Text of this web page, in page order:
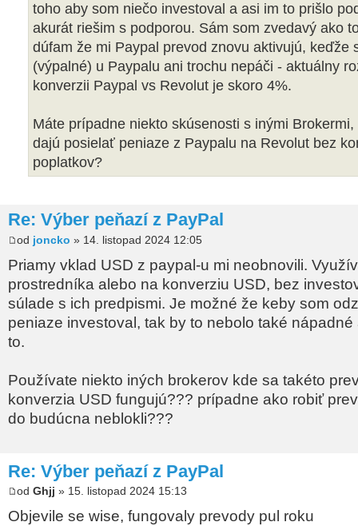
toho aby som niečo investoval a asi im to prišlo
akurát riešim s podporou. Sám som zvedavý ako
dúfam že mi Paypal prevod znovu aktivujú, keďže
(výpalné) u Paypalu ani trochu nepáči - aktuálny
konverzii Paypal vs Revolut je skoro 4%.
Máte prípadne niekto skúsenosti s inými
dajú posielať peniaze z Paypalu na Revolut bez
poplatkov?
Re: Výber peňazí z PayPal
od joncko » 14. listopad 2024 12:05
Priamy vklad USD z paypal-u mi neobnovili.
prostredníka alebo na konverziu USD, bez
súlade s ich predpismi. Je možné že keby som
peniaze investoval, tak by to nebolo také nápadné
to.
Používate niekto iných brokerov kde sa takéto
konverzia USD fungujú??? prípadne ako robiť
do budúcna neblokli???
Re: Výber peňazí z PayPal
od Ghjj » 15. listopad 2024 15:13
Objevile se wise, fungovaly prevody pul roku